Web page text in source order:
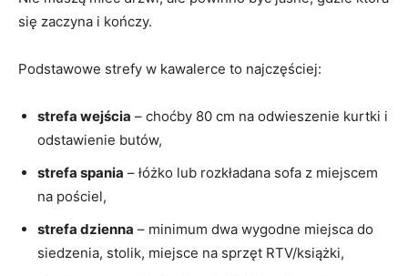
się zaczyna i kończy.
Podstawowe strefy w kawalerce to najczęściej:
strefa wejścia – choćby 80 cm na odwieszenie kurtki i
odstawienie butów,
strefa spania – łóżko lub rozkładana sofa z miejscem
na pościel,
strefa dzienna – minimum dwa wygodne miejsca do
siedzenia, stolik, miejsce na sprzęt RTV/książki,